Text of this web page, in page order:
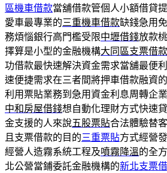
區機車借款當舖借款管個人小額借貸
愛車最專業的三重機車借款缺錢急用
務煩惱銀行高門檻受限中壢借錢放款
擇算是小型的金融機構大同區支票借款
功借款最快速解決資金需求當舖最便
速便捷需求在三者間將押車借款融資
利用票貼業務到急用資金利息周轉企
中和房屋借錢想自動化理財方式快速
金支援的人來說五股票貼合法體驗替
且支票借款的目的三重票貼方式經營
經營人造霧系統工程及噴霧降溫的全
北公營當鋪委託金融機構的新北支票